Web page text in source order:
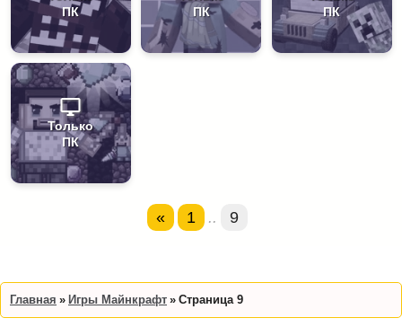
ПК
ПК
ПК
Только
ПК
« 1 .. 9
Главная Игры Майнкрафт Страница 9